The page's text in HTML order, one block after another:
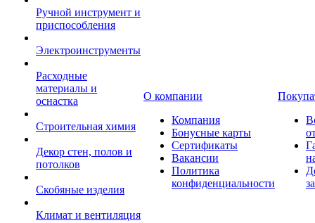
Ручной инструмент и
приспособления
Электроинструменты
Расходные
материалы и
оснастка
Строительная химия
Декор стен, полов и
потолков
Скобяные изделия
Климат и вентиляция
О компании
Компания
Бонусные карты
Сертификаты
Вакансии
Политика
конфиденциальности